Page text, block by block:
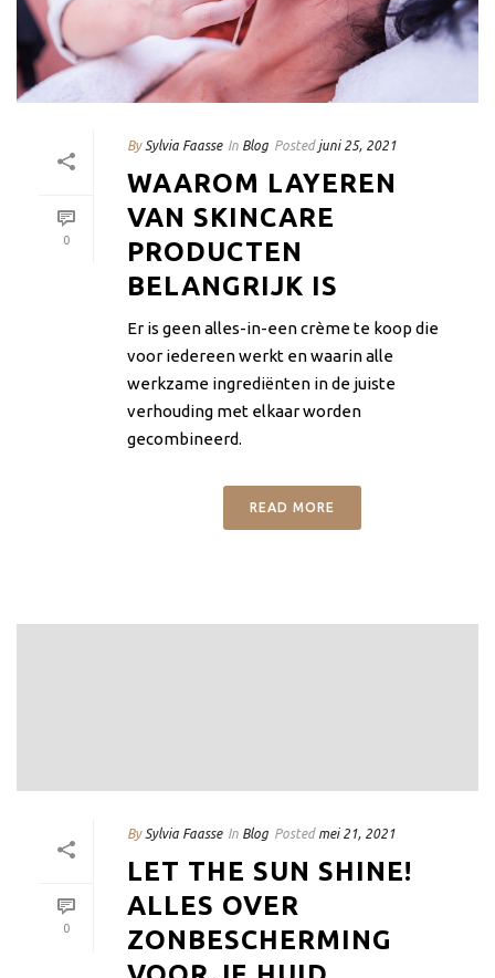
0
By Sylvia Faasse In Blog Posted juni 25, 2021
WAAROM LAYEREN
VAN SKINCARE
PRODUCTEN
BELANGRIJK IS
Er is geen alles-in-een crème te koop die
voor iedereen werkt en waarin alle
werkzame ingrediënten in de juiste
verhouding met elkaar worden
gecombineerd.
READ MORE
0
By Sylvia Faasse In Blog Posted mei 21, 2021
LET THE SUN SHINE!
ALLES OVER
ZONBESCHERMING